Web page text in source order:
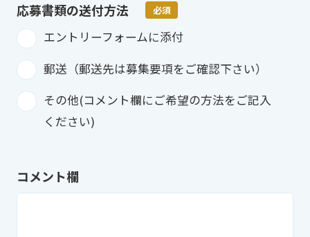
応募書類の送付方法 必須
エントリーフォームに添付
郵送（郵送先は募集要項をご確認下さい）
その他(コメント欄にご希望の方法をご記入
ください)
コメント欄